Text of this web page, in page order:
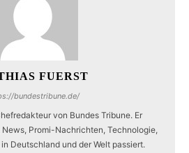
FUERST
bundestribune.de/
von Bundes Tribune. Er
Promi-Nachrichten, Technologie,
Deutschland und der Welt passiert.